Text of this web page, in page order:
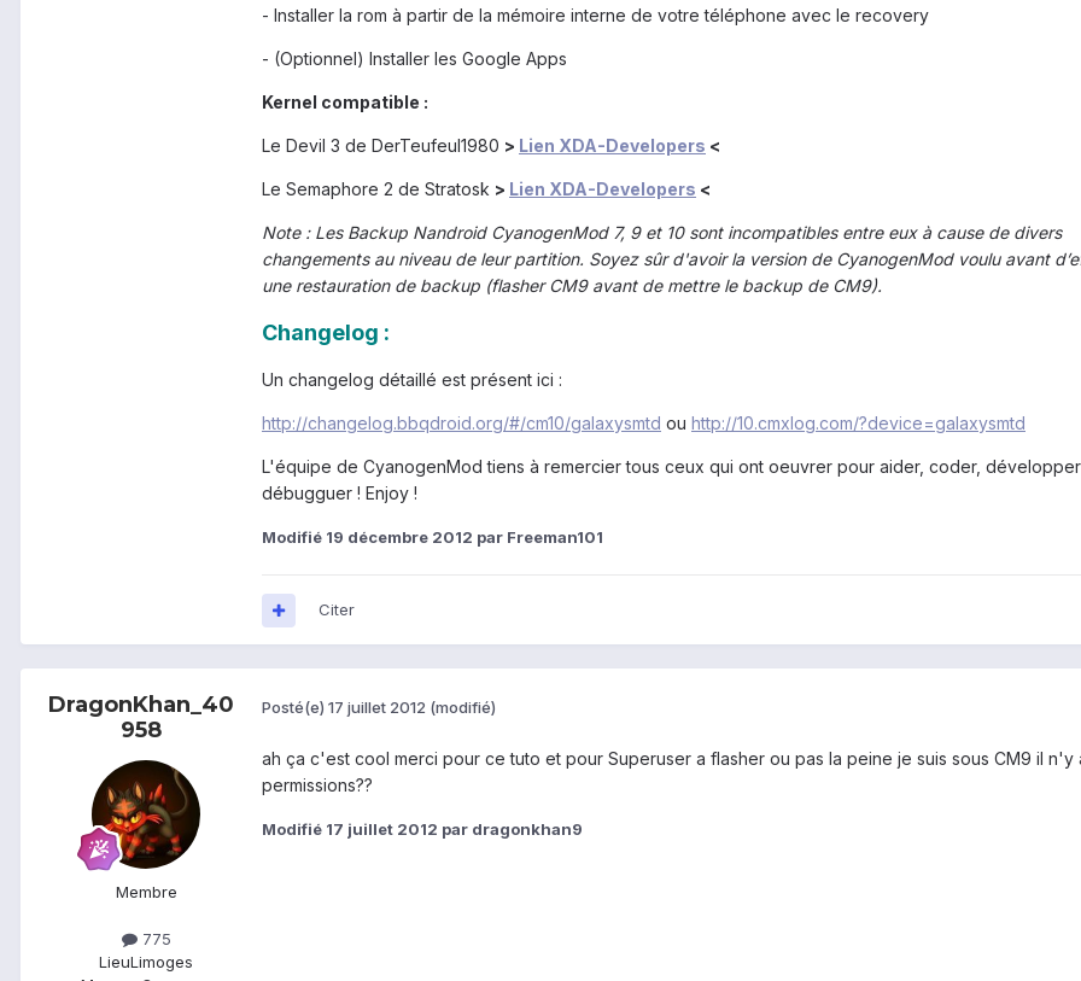
- Installer la rom à partir de la mémoire interne de votre téléphone avec le recovery
- (Optionnel) Installer les Google Apps
Kernel compatible :
Le Devil 3 de DerTeufeul1980 > Lien XDA-Developers <
Le Semaphore 2 de Stratosk > Lien XDA-Developers <
Note : Les Backup Nandroid CyanogenMod 7, 9 et 10 sont incompatibles entre eux à cause de divers
changements au niveau de leur partition. Soyez sûr d'avoir la version de CyanogenMod voulu avant
une restauration de backup (flasher CM9 avant de mettre le backup de CM9).
Changelog :
Un changelog détaillé est présent ici :
http://changelog.bbqdroid.org/#/cm10/galaxysmtd ou http://10.cmxlog.com/?device=galaxysmtd
L'équipe de CyanogenMod tiens à remercier tous ceux qui ont oeuvrer pour aider, coder,
débugguer ! Enjoy !
Modifié 19 décembre 2012 par Freeman101
Citer
DragonKhan_40
958
Membre
775
LieuLimoges
Posté(e) 17 juillet 2012 (modifié)
ah ça c'est cool merci pour ce tuto et pour Superuser a flasher ou pas la peine je suis sous CM9 il n'y
permissions??
Modifié 17 juillet 2012 par dragonkhan9